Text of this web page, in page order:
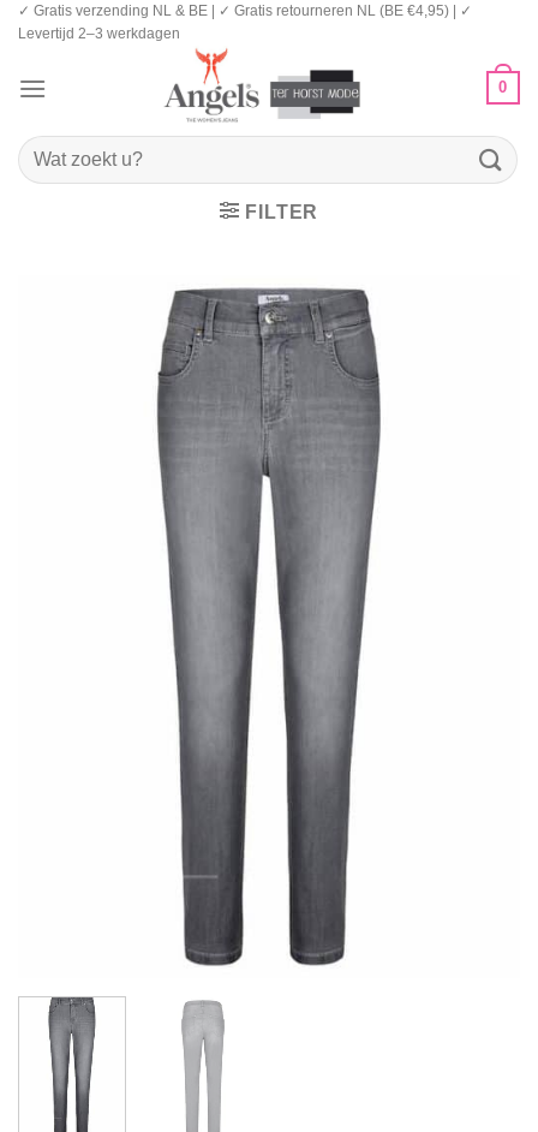
Ga
naar
✓ Gratis verzending NL & BE | ✓ Gratis retourneren NL (BE €4,95) | ✓
Levertijd 2–3 werkdagen
0
Zoeken
naar:
FILTER